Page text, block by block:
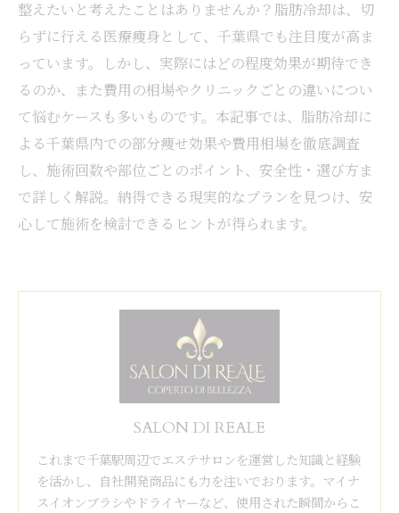
整えたいと考えたことはありませんか？脂肪冷却は、切
らずに行える医療痩身として、千葉県でも注目度が高ま
っています。しかし、実際にはどの程度効果が期待でき
るのか、また費用の相場やクリニックごとの違いについ
て悩むケースも多いものです。本記事では、脂肪冷却に
よる千葉県内での部分痩せ効果や費用相場を徹底調査
し、施術回数や部位ごとのポイント、安全性・選び方ま
で詳しく解説。納得できる現実的なプランを見つけ、安
心して施術を検討できるヒントが得られます。
SALON DI REALE
これまで千葉駅周辺でエステサロンを運営した知識と経験
を活かし、自社開発商品にも力を注いでおります。マイナ
スイオンブラシやドライヤーなど、使用された瞬間からこ